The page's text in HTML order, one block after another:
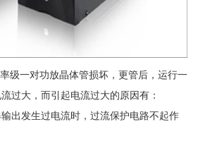
级一对功放晶体管损坏，更管后，运行一
过大，而引起电流过大的原因有：
出发生过电流时，过流保护电路不起作